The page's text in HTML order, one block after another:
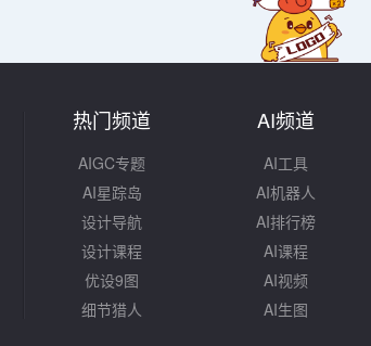
热门频道
AIGC专题
AI星踪岛
设计导航
设计课程
优设9图
细节猎人
AI频道
AI工具
AI机器人
AI排行榜
AI课程
AI视频
AI生图